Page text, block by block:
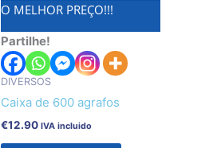
O MELHOR PREÇO!!!
Partilhe!
DIVERSOS
Caixa de 600 agrafos
€12.90 IVA incluido